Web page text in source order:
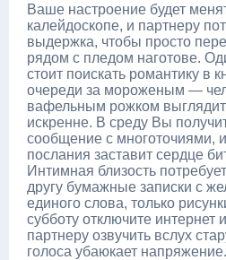
Ваше настроение будет
калейдоскопе, и партнеру
выдержка, чтобы просто
рядом с пледом наготове.
стоит поискать романтику в
очереди за мороженым —
вафельным рожком
искренне. В среду Вы
сообщение с многоточиями,
послания заставит сердце
Интимная близость
другу бумажные записки с
единого слова, только
субботу отключите интернет
партнеру озвучить вслух
голоса убаюкает напряжение.